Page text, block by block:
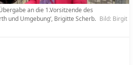
an die 1.Vorsitzende des
und Umgebung‘, Brigitte Scherb. Bild: Birgit